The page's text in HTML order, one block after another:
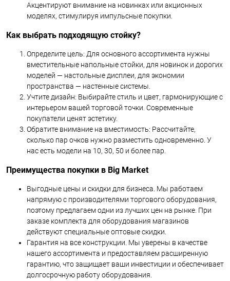
Акцентируют внимание на новинках или акционных
моделях, стимулируя импульсные покупки.
Как выбрать подходящую стойку?
Определите цель: Для основного ассортимента нужны
вместительные напольные стойки, для новинок и дорогих
моделей — настольные дисплеи, для экономии
пространства — настенные системы.
Учтите дизайн: Выбирайте стиль и цвет, гармонирующие с
интерьером вашей торговой точки. Современные
покупатели ценят эстетику.
Обратите внимание на вместимость: Рассчитайте,
сколько пар очков нужно разместить одновременно. У
нас есть модели на 10, 30, 50 и более пар.
Преимущества покупки в Big Market
Выгодные цены и скидки для бизнеса. Мы работаем
напрямую с производителями торгового оборудования,
поэтому предлагаем одни из лучших цен на рынке. При
заказе комплекта для оборудования магазинов
действуют специальные оптовые скидки.
Гарантия на все конструкции. Мы уверены в качестве
нашего ассортимента и предоставляем расширенную
гарантию, что защищает ваши инвестиции и обеспечивает
долгосрочную работу оборудования.